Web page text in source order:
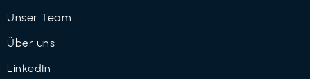
Unser Team
Über uns
LinkedIn